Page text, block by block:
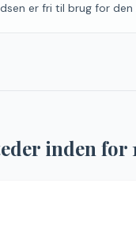
er fri til brug for
inden for